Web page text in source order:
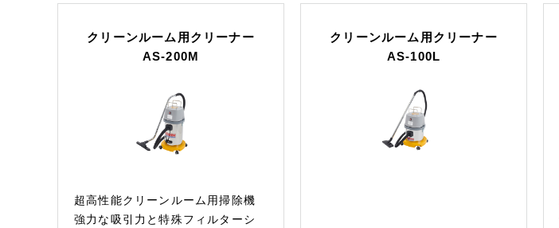
クリーンルーム用クリーナー
AS-200M
超高性能クリーンルーム用掃除機
強力な吸引力と特殊フィルターシ
クリーンルーム用クリーナー
AS-100L